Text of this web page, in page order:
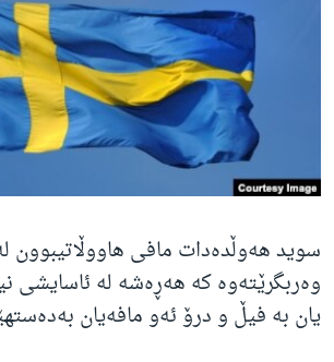
ژیان لە فەرهەنگدا
Learning English
FOLLOW US
زمانه‌کان
سوید هەوڵدەدات مافی هاووڵاتیبوون
وەربگرێتەوە کە هەڕەشە لە ئاسایشی
یان بە فیڵ و درۆ ئەو مافەیان